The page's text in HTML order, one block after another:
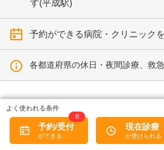
す(平成駅)
予約ができる病院・クリニック
各都道府県の休日・夜間診療、救
病院なび
からのアンケー
予約/受付
8
現在診療